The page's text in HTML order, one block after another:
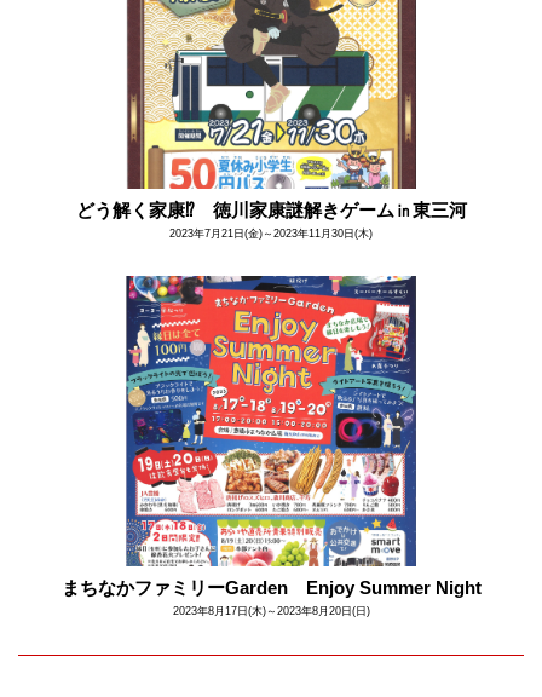
どう解く家康⁉ 徳川家康謎解きゲーム㏌東三河
2023年7月21日(金)～2023年11月30日(木)
まちなかファミリーGarden Enjoy Summer Night
2023年8月17日(木)～2023年8月20日(日)